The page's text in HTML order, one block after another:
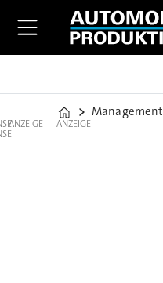
Home
Management
ANZEIGE ANZEIGE